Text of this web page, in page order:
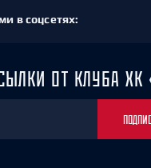
в соцсетях:
ОТ КЛУБА ХК